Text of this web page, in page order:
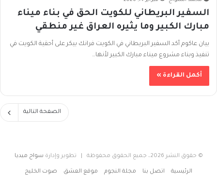
السفير البريطاني للكويت الحق في بناء ميناء
مبارك الكبير وما يثيره العراق غير منطقي
بيان عاكوم أكد السفير البريطاني في الكويت فرانك بيكر على أحقية الكويت في
تنفيذ وبناء مشروع ميناء مبارك الكبير لأنها…
أكمل القراءة »
الصفحة التالية
© حقوق النشر 2026، جميع الحقوق محفوظة | تطوير وإدارة سواح ميديا
الرئيسية اتصل بنا مجلة النجوم موقع العشق صوت الخليج